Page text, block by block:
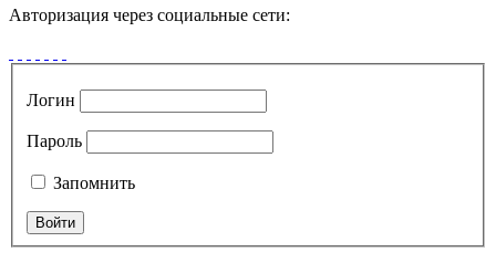
Авторизация через социальные сети:
Логин
Пароль
Запомнить